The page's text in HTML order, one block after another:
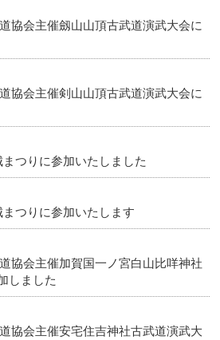
協会主催劔山山頂古武道演武大会に
協会主催剣山山頂古武道演武大会に
つりに参加いたしました
つりに参加いたします
協会主催加賀国一ノ宮白山比咩神社
しました
協会主催安宅住吉神社古武道演武大